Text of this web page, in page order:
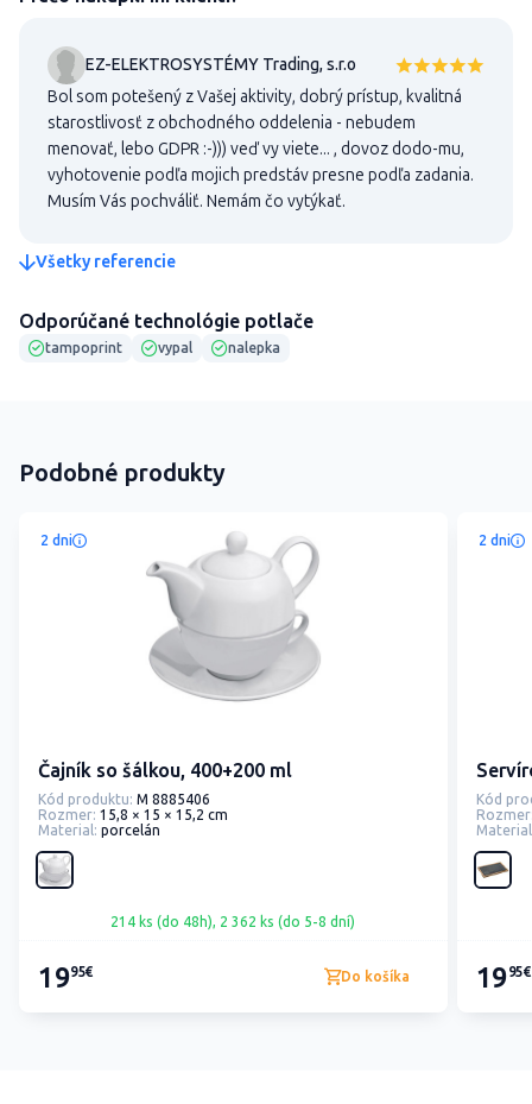
EZ-ELEKTROSYSTÉMY Trading, s.r.o
Bol som potešený z Vašej aktivity, dobrý prístup, kvalitná
starostlivosť z obchodného oddelenia - nebudem
menovať, lebo GDPR :-))) veď vy viete... , dovoz dodo-mu,
vyhotovenie podľa mojich predstáv presne podľa zadania.
Musím Vás pochváliť. Nemám čo vytýkať.
Všetky referencie
Odporúčané technológie potlače
tampoprint vypal nalepka
Podobné produkty
2 dni
Čajník so šálkou, 400+200 ml
Kód produktu: M 8885406
Rozmer: 15,8 × 15 × 15,2 cm
Material: porcelán
214 ks (do 48h), 2 362 ks (do 5-8 dní)
1995€ Do košíka
2 dni
Kód
1995€